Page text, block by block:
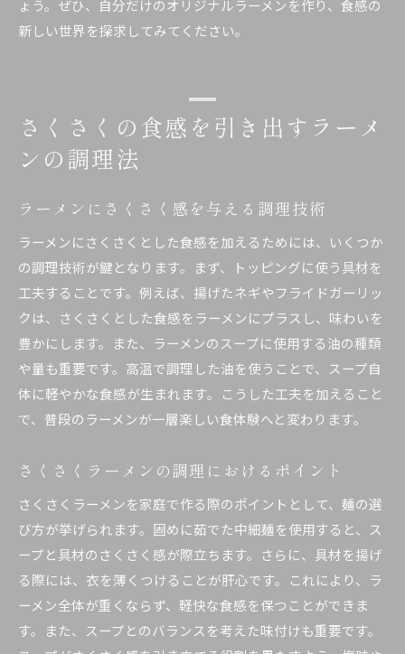
ょう。ぜひ、自分だけのオリジナルラーメンを作り、食感の
新しい世界を探求してみてください。
さくさくの食感を引き出すラーメ
ンの調理法
ラーメンにさくさく感を与える調理技術
ラーメンにさくさくとした食感を加えるためには、いくつか
の調理技術が鍵となります。まず、トッピングに使う具材を
工夫することです。例えば、揚げたネギやフライドガーリッ
クは、さくさくとした食感をラーメンにプラスし、味わいを
豊かにします。また、ラーメンのスープに使用する油の種類
や量も重要です。高温で調理した油を使うことで、スープ自
体に軽やかな食感が生まれます。こうした工夫を加えること
で、普段のラーメンが一層楽しい食体験へと変わります。
さくさくラーメンの調理におけるポイント
さくさくラーメンを家庭で作る際のポイントとして、麺の選
び方が挙げられます。固めに茹でた中細麺を使用すると、ス
ープと具材のさくさく感が際立ちます。さらに、具材を揚げ
る際には、衣を薄くつけることが肝心です。これにより、ラ
ーメン全体が重くならず、軽快な食感を保つことができま
す。また、スープとのバランスを考えた味付けも重要です。